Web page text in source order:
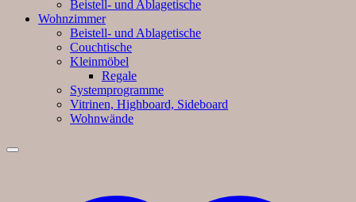
Beistell- und Ablagetische
Wohnzimmer
Beistell- und Ablagetische
Couchtische
Kleinmöbel
Regale
Systemprogramme
Vitrinen, Highboard, Sideboard
Wohnwände